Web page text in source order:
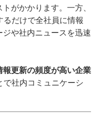
がかかります。一方、
だけで全社員に情報
や社内ニュースを迅速
報更新の頻度が高い企業
で社内コミュニケーシ